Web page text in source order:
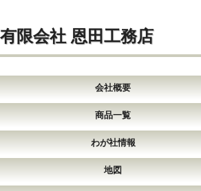
有限会社 恩田工務店
会社概要
商品一覧
わが社情報
地図